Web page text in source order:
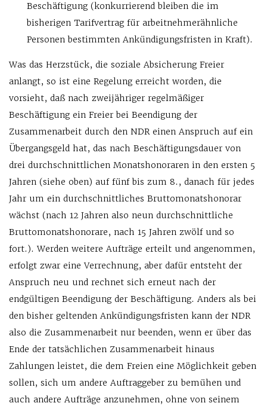
Beschäftigung (konkurrierend bleiben die im
bisherigen Tarifvertrag für arbeitnehmerähnliche
Personen bestimmten Ankündigungsfristen in Kraft).
Was das Herzstück, die soziale Absicherung Freier
anlangt, so ist eine Regelung erreicht worden, die
vorsieht, daß nach zweijähriger regelmäßiger
Beschäftigung ein Freier bei Beendigung der
Zusammenarbeit durch den NDR einen Anspruch auf ein
Übergangsgeld hat, das nach Beschäftigungsdauer von
drei durchschnittlichen Monatshonoraren in den ersten 5
Jahren (siehe oben) auf fünf bis zum 8., danach für jedes
Jahr um ein durchschnittliches Bruttomonatshonorar
wächst (nach 12 Jahren also neun durchschnittliche
Bruttomonatshonorare, nach 15 Jahren zwölf und so
fort.). Werden weitere Aufträge erteilt und angenommen,
erfolgt zwar eine Verrechnung, aber dafür entsteht der
Anspruch neu und rechnet sich erneut nach der
endgültigen Beendigung der Beschäftigung. Anders als bei
den bisher geltenden Ankündigungsfristen kann der NDR
also die Zusammenarbeit nur beenden, wenn er über das
Ende der tatsächlichen Zusammenarbeit hinaus
Zahlungen leistet, die dem Freien eine Möglichkeit geben
sollen, sich um andere Auftraggeber zu bemühen und
auch andere Aufträge anzunehmen, ohne von seinem